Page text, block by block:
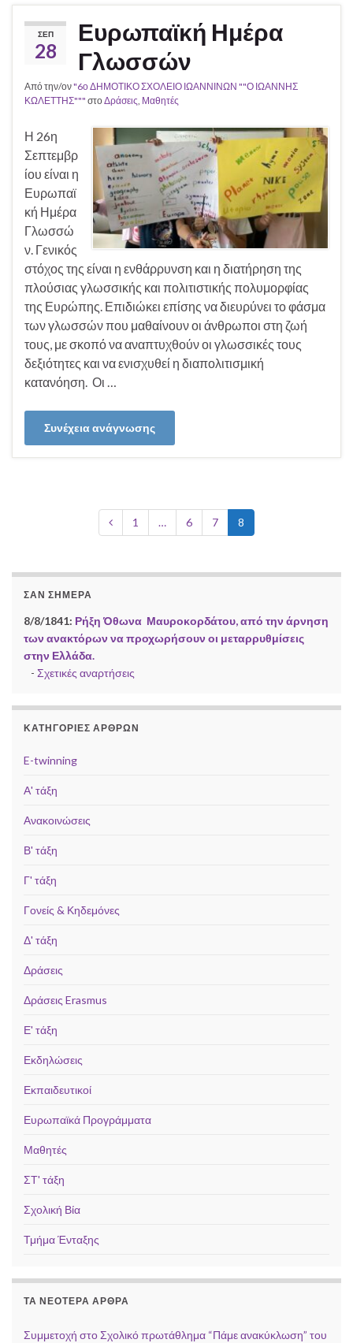
ΣΕΠ
28
Ευρωπαϊκή Ημέρα
Γλωσσών
Από την/ον"6ο ΔΗΜΟΤΙΚΟ ΣΧΟΛΕΙΟ ΙΩΑΝΝΙΝΩΝ ""Ο ΙΩΑΝΝΗΣ
ΚΩΛΕΤΤΗΣ""" στοΔράσεις Μαθητές
Η 26η
Σεπτεμβρ
ίου είναι η
Ευρωπαϊ
κή Ημέρα
Γλωσσώ
ν. Γενικός
στόχος της είναι η ενθάρρυνση και η διατήρηση της
πλούσιας γλωσσικής και πολιτιστικής πολυμορφίας
της Ευρώπης. Επιδιώκει επίσης να διευρύνει το φάσμα
των γλωσσών που μαθαίνουν οι άνθρωποι στη ζωή
τους, με σκοπό να αναπτυχθούν οι γλωσσικές τους
δεξιότητες και να ενισχυθεί η διαπολιτισμική
κατανόηση. Οι …
Συνέχεια ανάγνωσης
1 … 6 7 8
ΣΑΝ ΣΉΜΕΡΑ
8/8/1841: Ρήξη Όθωνα  Μαυροκορδάτου, από την άρνηση
των ανακτόρων να προχωρήσουν οι μεταρρυθμίσεις
στην Ελλάδα.
- Σχετικές αναρτήσεις
ΚΑΤΗΓΟΡΊΕΣ ΆΡΘΡΩΝ
E-twinning
Α' τάξη
Ανακοινώσεις
Β' τάξη
Γ' τάξη
Γονείς & Κηδεμόνες
Δ' τάξη
Δράσεις
Δράσεις Erasmus
Ε' τάξη
Εκδηλώσεις
Εκπαιδευτικοί
Ευρωπαϊκά Προγράμματα
Μαθητές
ΣΤ' τάξη
Σχολική Βία
Τμήμα Ένταξης
ΤΑ ΝΕΌΤΕΡΑ ΆΡΘΡΑ
Συμμετοχή στο Σχολικό πρωτάθλημα “Πάμε ανακύκλωση” του